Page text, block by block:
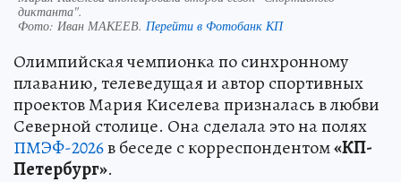
диктанта".
Фото: Иван МАКЕЕВ. Перейти в Фотобанк КП
Олимпийская чемпионка по синхронному
плаванию, телеведущая и автор спортивных
проектов Мария Киселева призналась в любви
Северной столице. Она сделала это на полях
ПМЭФ-2026в беседе с корреспондентом«КП-
Петербург».